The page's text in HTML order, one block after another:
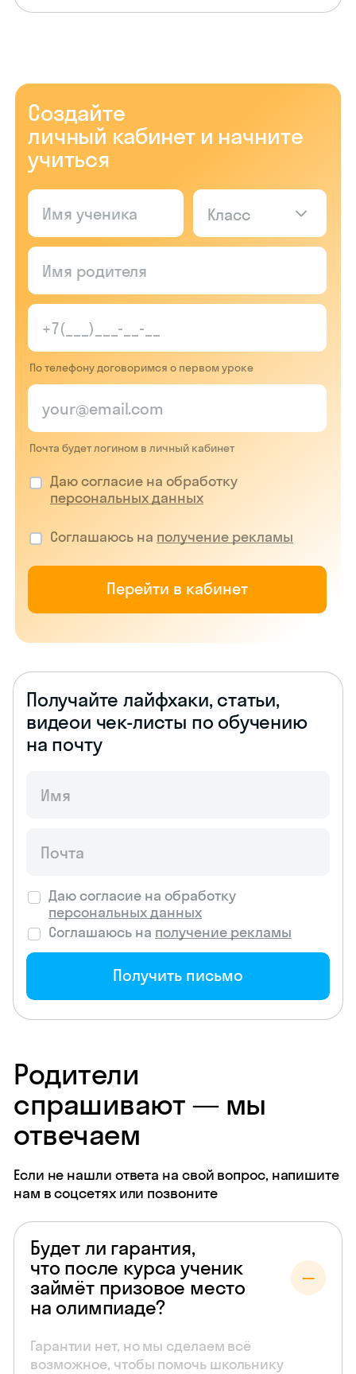
Создайте
личный кабинет и начните
учиться
Класс
По телефону договоримся о первом уроке
Почта будет логином в личный кабинет
Даю согласие на обработку
персональных данных
Соглашаюсь на получение рекламы
Перейти в кабинет
Получайте лайфхаки, статьи,
видеои чек-листы по обучению
на почту
Даю согласие на обработку
персональных данных
Соглашаюсь на получение рекламы
Получить письмо
Родители
спрашивают — мы
отвечаем
Если не нашли ответа на свой вопрос, напишите
нам в соцсетях или позвоните
Будет ли гарантия,
что после курса ученик
займёт призовое место
на олимпиаде?
Гарантии нет, но мы сделаем всё
возможное, чтобы помочь школьнику